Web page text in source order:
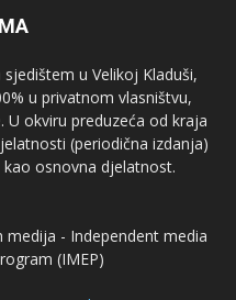
u Velikoj Kladuši,
u privatnom vlasništvu,
U okviru preduzeća od kraja
(periodična izdanja)
osnovna djelatnost.
medija - Independent media
(IMEP)